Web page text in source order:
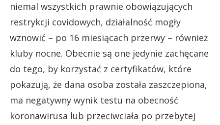
niemal wszystkich prawnie obowiązujących
restrykcji covidowych, działalność mogły
wznowić – po 16 miesiącach przerwy – również
kluby nocne. Obecnie są one jedynie zachęcane
do tego, by korzystać z certyfikatów, które
pokazują, że dana osoba została zaszczepiona,
ma negatywny wynik testu na obecność
koronawirusa lub przeciwciała po przebytej